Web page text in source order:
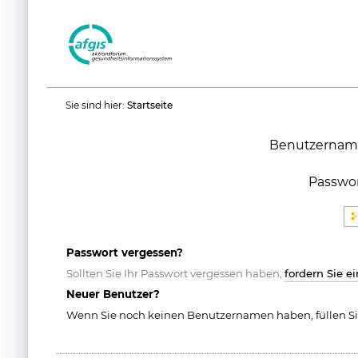
Benutzerspezifische
Sie sind hier: Startseite
Passwort vergessen?
Sollten Sie Ihr Passwort vergessen haben, fordern Sie
Neuer Benutzer?
Wenn Sie noch keinen Benutzernamen haben, füllen